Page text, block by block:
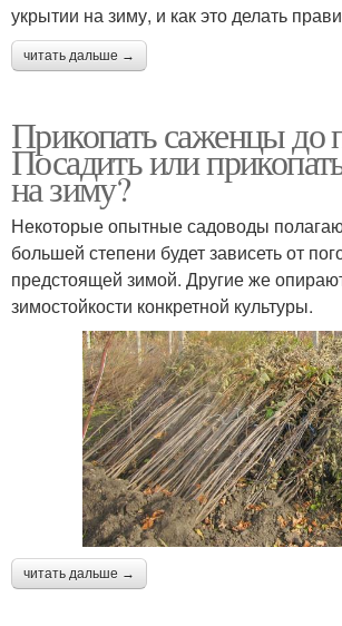
укрытии на зиму, и как это делать
читать дальше →
Прикопать саженцы до
Посадить или
на зиму?
Некоторые опытные садоводы
большей степени будет зависеть от
предстоящей зимой. Другие же
зимостойкости конкретной культуры.
читать дальше →